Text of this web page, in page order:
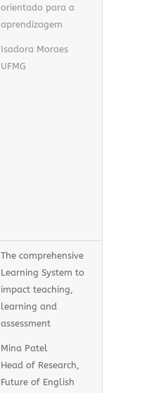
orientado para a
aprendizagem
Isadora Moraes
UFMG
The comprehensive
Learning System to
impact teaching,
learning and
assessment
Mina Patel
Head of Research,
Future of English